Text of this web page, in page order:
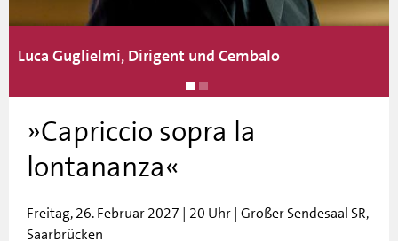
Luca Guglielmi, Dirigent und Cembalo
»Capriccio sopra la
lontananza«
Freitag, 26. Februar 2027 | 20 Uhr | Großer Sendesaal SR,
Saarbrücken